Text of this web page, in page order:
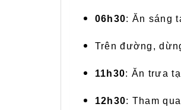
06h30: Ăn sáng
Trên đường,
11h30: Ăn trưa
12h30: Tham